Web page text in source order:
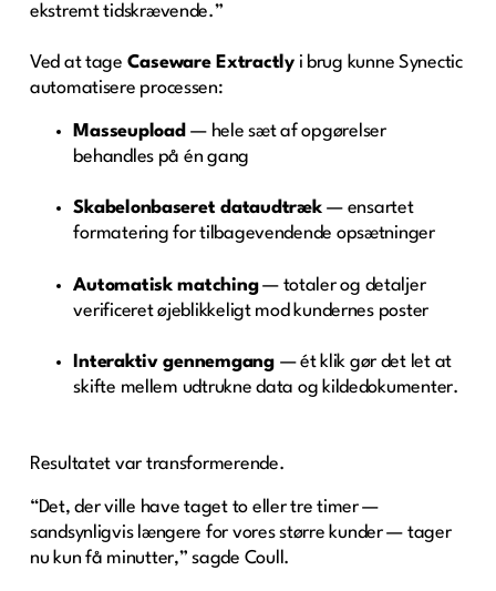
ekstremt tidskrævende.”
Ved at tage Caseware Extractlyi brug kunne Synectic
automatisere processen:
Masseupload— hele sæt af opgørelser
behandles på én gang
Skabelonbaseret dataudtræk— ensartet
formatering for tilbagevendende opsætninger
Automatisk matching— totaler og detaljer
verificeret øjeblikkeligt mod kundernes poster
Interaktiv gennemgang — ét klik gør det let at
skifte mellem udtrukne data og kildedokumenter.
Resultatet var transformerende.
“Det, der ville have taget to eller tre timer —
sandsynligvis længere for vores større kunder — tager
nu kun få minutter,” sagde Coull.